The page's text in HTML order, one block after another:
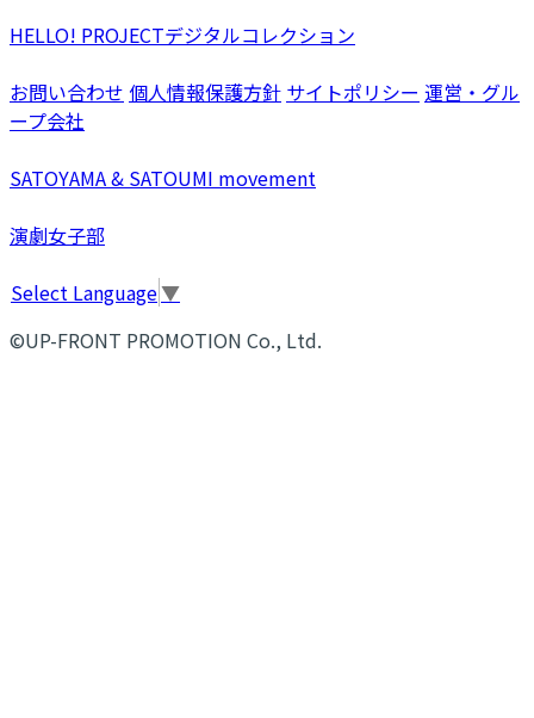
HELLO! PROJECTデジタルコレクション
お問い合わせ 個人情報保護方針 サイトポリシー 運営・グル
ープ会社
SATOYAMA & SATOUMI movement
演劇女子部
Select Language▼
©UP-FRONT PROMOTION Co., Ltd.